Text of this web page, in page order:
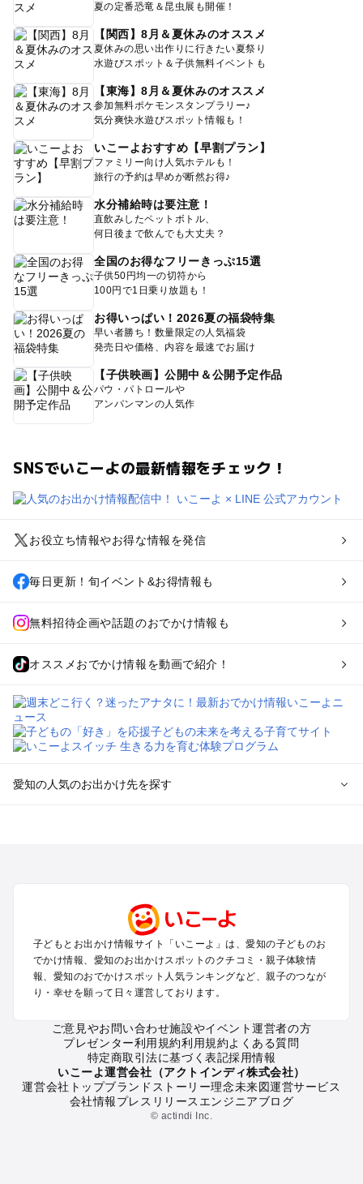
夏の定番恐竜＆昆虫展も開催！
【関西】8月＆夏休みのオススメ
夏休みの思い出作りに行きたい夏祭り
水遊びスポット＆子供無料イベントも
【東海】8月＆夏休みのオススメ
参加無料ポケモンスタンプラリー♪
気分爽快水遊びスポット情報も！
いこーよおすすめ【早割プラン】
ファミリー向け人気ホテルも！
旅行の予約は早めが断然お得♪
水分補給時は要注意！
直飲みしたペットボトル、
何日後まで飲んでも大丈夫？
全国のお得なフリーきっぷ15選
子供50円均一の切符から
100円で1日乗り放題も！
お得いっぱい！2026夏の福袋特集
早い者勝ち！数量限定の人気福袋
発売日や価格、内容を最速でお届け
【子供映画】公開中＆公開予定作品
パウ・パトロールや
アンパンマンの人気作
SNSでいこーよの最新情報をチェック！
お役立ち情報やお得な情報を発信
毎日更新！旬イベント&お得情報も
無料招待企画や話題のおでかけ情報も
オススメおでかけ情報を動画で紹介！
愛知の人気のお出かけ先を探す
犬山・一宮・小牧・瀬戸・各務原・尾張のプールお出かけ
知多半島（常滑・半田・南知多）のプールお出かけ
愛知の定番お出かけスポット
愛知の遊園地
愛知のバーベキュー
愛知の釣り
愛知の牧場
愛知のプール
愛知のアスレチック
子どもとお出かけ情報サイト「いこーよ」は、愛知の子どものお
でかけ情報、愛知のお出かけスポットのクチコミ・親子体験情
報、愛知のおでかけスポット人気ランキングなど、親子のつなが
り・幸せを願って日々運営しております。
ご意見やお問い合わせ施設やイベント運営者の方
プレゼンター利用規約利用規約よくある質問
特定商取引法に基づく表記採用情報
いこーよ運営会社（アクトインディ株式会社）
運営会社トップブランドストーリー理念未来図運営サービス
会社情報プレスリリース エンジニアブログ
© actindi Inc.